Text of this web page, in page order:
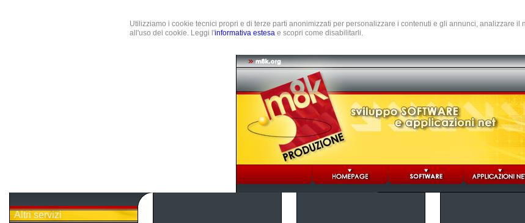
Utilizziamo i cookie tecnici propri e di terze parti anonimizzati per personalizzare i contenuti e gli annunci, analizzare il
all'uso dei cookie. Leggi l'informativa estesa e scopri come disabilitarli.
Altri servizi